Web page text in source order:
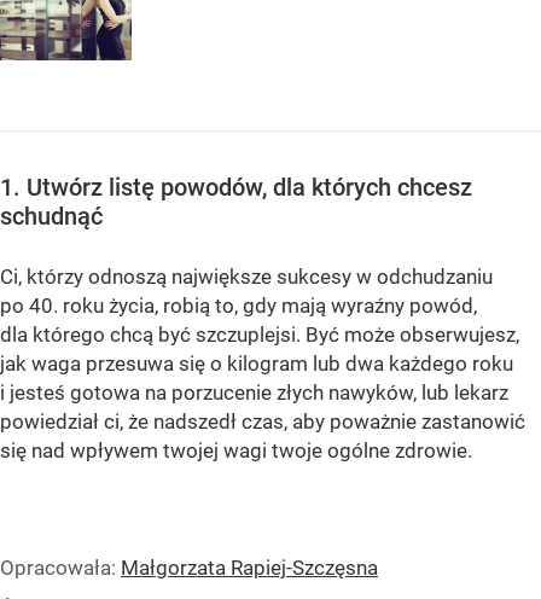
1. Utwórz listę powodów, dla których chcesz
schudnąć
Ci, którzy odnoszą największe sukcesy w odchudzaniu
po 40. roku życia, robią to, gdy mają wyraźny powód,
dla którego chcą być szczuplejsi. Być może obserwujesz,
jak waga przesuwa się o kilogram lub dwa każdego roku
i jesteś gotowa na porzucenie złych nawyków, lub lekarz
powiedział ci, że ​​nadszedł czas, aby poważnie zastanowić
się nad wpływem twojej wagi twoje ogólne zdrowie.
Opracowała: Małgorzata Rapiej-Szczęsna